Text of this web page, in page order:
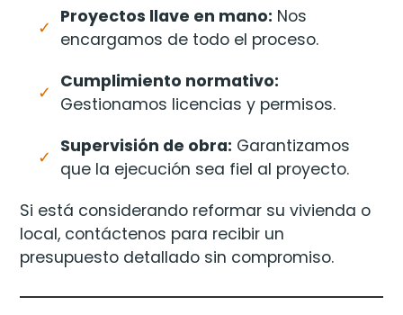
Proyectos llave en mano: Nos
encargamos de todo el proceso.
Cumplimiento normativo:
Gestionamos licencias y permisos.
Supervisión de obra: Garantizamos
que la ejecución sea fiel al proyecto.
Si está considerando reformar su vivienda o
local, contáctenos para recibir un
presupuesto detallado sin compromiso.